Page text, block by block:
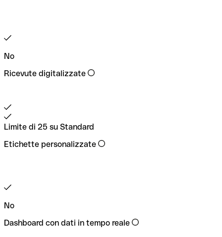
No
Ricevute digitalizzate
Limite di 25 su Standard
Etichette personalizzate
No
Dashboard con dati in tempo reale